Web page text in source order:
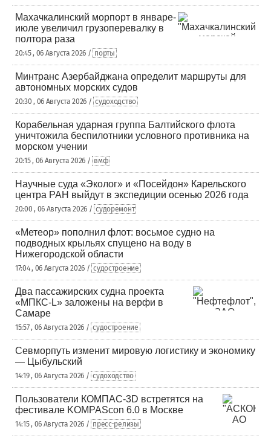
Махачкалинский морпорт в январе-
июле увеличил грузоперевалку в
полтора раза
20:45 , 06 Августа 2026 / порты
Минтранс Азербайджана определит маршруты для
автономных морских судов
20:30 , 06 Августа 2026 / судоходство
Корабельная ударная группа Балтийского флота
уничтожила беспилотники условного противника на
морском учении
20:15 , 06 Августа 2026 / вмф
Научные суда «Эколог» и «Посейдон» Карельского
центра РАН выйдут в экспедиции осенью 2026 года
20:00 , 06 Августа 2026 / судоремонт
«Метеор» пополнил флот: восьмое судно на
подводных крыльях спущено на воду в
Нижегородской области
17:04 , 06 Августа 2026 / судостроение
Два пассажирских судна проекта
«МПКС-L» заложены на верфи в
Самаре
15:57 , 06 Августа 2026 / судостроение
Севморпуть изменит мировую логистику и экономику
— Цыбульский
14:19 , 06 Августа 2026 / судоходство
Пользователи КОМПАС-3D встретятся на
фестивале KOMPAScon 6.0 в Москве
14:15 , 06 Августа 2026 / пресс-релизы